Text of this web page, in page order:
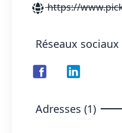
https://
Réseaux sociaux
Adresses (1)